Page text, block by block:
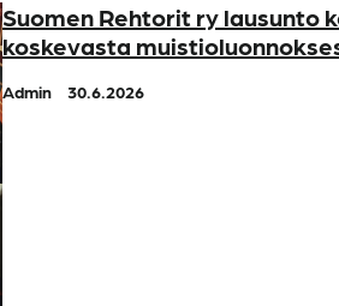
Suomen Rehtorit ry lausunto
koskevasta
Admin 30.6.2026